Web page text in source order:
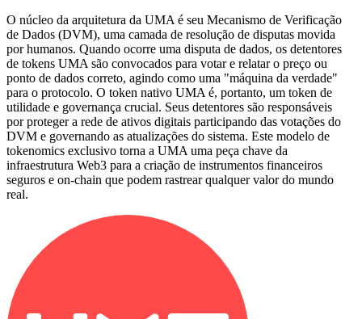
O núcleo da arquitetura da UMA é seu Mecanismo de Verificação
de Dados (DVM), uma camada de resolução de disputas movida
por humanos. Quando ocorre uma disputa de dados, os detentores
de tokens UMA são convocados para votar e relatar o preço ou
ponto de dados correto, agindo como uma "máquina da verdade"
para o protocolo. O token nativo UMA é, portanto, um token de
utilidade e governança crucial. Seus detentores são responsáveis
por proteger a rede de ativos digitais participando das votações do
DVM e governando as atualizações do sistema. Este modelo de
tokenomics exclusivo torna a UMA uma peça chave da
infraestrutura Web3 para a criação de instrumentos financeiros
seguros e on-chain que podem rastrear qualquer valor do mundo
real.